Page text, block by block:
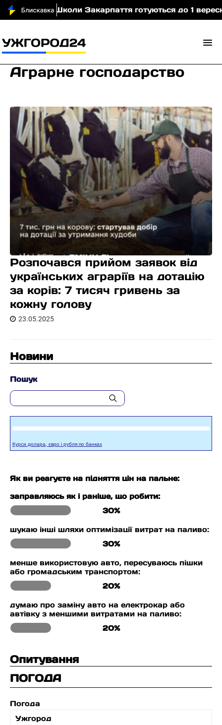
Школи Закарпаття готуються до 1 вересня:
Аграрне господарство
Розпочався прийом заявок від
українських аграріїв на дотацію
за корів: 7 тисяч гривень за
кожну голову
23.05.2025
Новини
Пошук
Курси долара, євро і рубля по банках
Як ви реагуєте на підняття цін на пальне:
заправляюсь як і раніше, що робити:
30%
шукаю інші шляхи оптимізації витрат на паливо:
30%
менше використовую авто, пересуваюсь пішки
або громадським транспортом:
20%
думаю про заміну авто на електрокар або
автівку з меншими витратами на паливо:
20%
Опитування
ПОГОДА
Погода
Ужгород